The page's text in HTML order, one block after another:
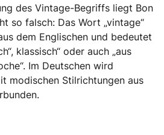
des Vintage-Begriffs liegt Bon
so falsch: Das Wort „vintage“
dem Englischen und bedeutet
klassisch“ oder auch „aus
Im Deutschen wird
modischen Stilrichtungen aus